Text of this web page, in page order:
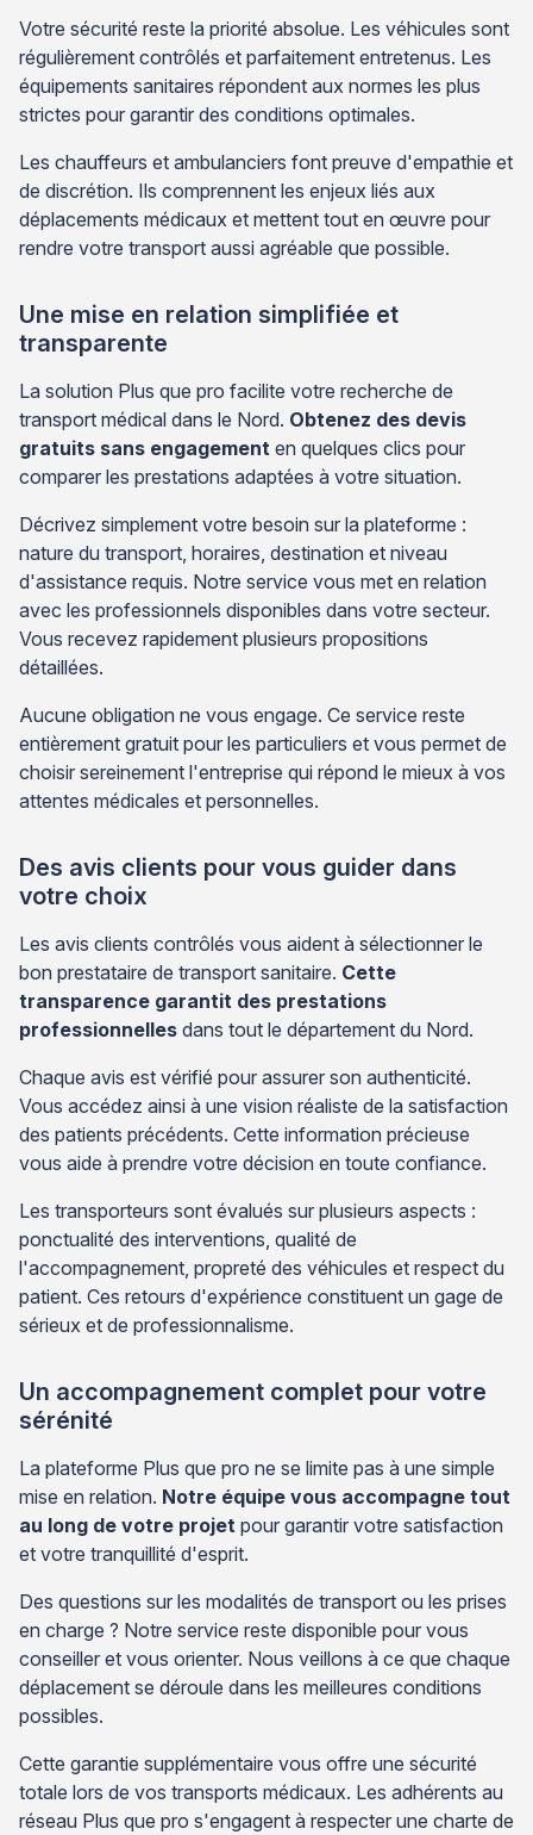
Votre sécurité reste la priorité absolue. Les véhicules sont
régulièrement contrôlés et parfaitement entretenus. Les
équipements sanitaires répondent aux normes les plus
strictes pour garantir des conditions optimales.
Les chauffeurs et ambulanciers font preuve d'empathie et
de discrétion. Ils comprennent les enjeux liés aux
déplacements médicaux et mettent tout en œuvre pour
rendre votre transport aussi agréable que possible.
Une mise en relation simplifiée et
transparente
La solution Plus que pro facilite votre recherche de
transport médical dans le Nord. Obtenez des devis
gratuits sans engagement en quelques clics pour
comparer les prestations adaptées à votre situation.
Décrivez simplement votre besoin sur la plateforme :
nature du transport, horaires, destination et niveau
d'assistance requis. Notre service vous met en relation
avec les professionnels disponibles dans votre secteur.
Vous recevez rapidement plusieurs propositions
détaillées.
Aucune obligation ne vous engage. Ce service reste
entièrement gratuit pour les particuliers et vous permet de
choisir sereinement l'entreprise qui répond le mieux à vos
attentes médicales et personnelles.
Des avis clients pour vous guider dans
votre choix
Les avis clients contrôlés vous aident à sélectionner le
bon prestataire de transport sanitaire. Cette
transparence garantit des prestations
professionnelles dans tout le département du Nord.
Chaque avis est vérifié pour assurer son authenticité.
Vous accédez ainsi à une vision réaliste de la satisfaction
des patients précédents. Cette information précieuse
vous aide à prendre votre décision en toute confiance.
Les transporteurs sont évalués sur plusieurs aspects :
ponctualité des interventions, qualité de
l'accompagnement, propreté des véhicules et respect du
patient. Ces retours d'expérience constituent un gage de
sérieux et de professionnalisme.
Un accompagnement complet pour votre
sérénité
La plateforme Plus que pro ne se limite pas à une simple
mise en relation. Notre équipe vous accompagne tout
au long de votre projet pour garantir votre satisfaction
et votre tranquillité d'esprit.
Des questions sur les modalités de transport ou les prises
en charge ? Notre service reste disponible pour vous
conseiller et vous orienter. Nous veillons à ce que chaque
déplacement se déroule dans les meilleures conditions
possibles.
Cette garantie supplémentaire vous offre une sécurité
totale lors de vos transports médicaux. Les adhérents au
réseau Plus que pro s'engagent à respecter une charte de